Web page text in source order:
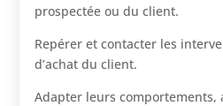
prospectée ou du client.
Repérer et contacter les
d’achat du client.
Adapter leurs comportements,